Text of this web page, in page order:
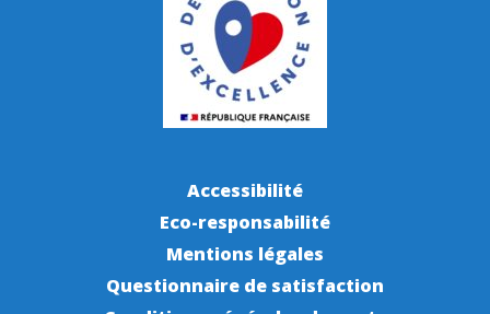
Accessibilité
Eco-responsabilité
Mentions légales
Questionnaire de satisfaction